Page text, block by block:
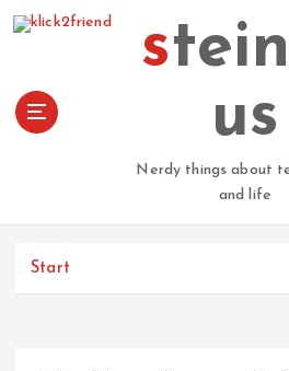
steinla
us
Nerdy things about
and life
Start